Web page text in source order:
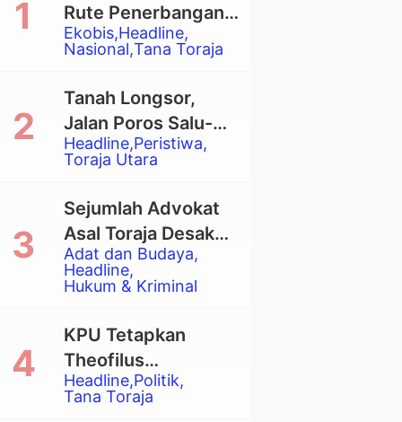
Ekobis Headline
Nasional Tana Toraja
Rute Penerbangan
Langsung Toraja-
Balikpapan
Headline Peristiwa
Toraja Utara
Tanah Longsor,
Jalan Poros Salu-
Dende’ Tertutup
Total
Adat dan Budaya
Headline
Hukum & Kriminal
Sejumlah Advokat
Asal Toraja Desak
Mahkamah Agung
Larang Penggunaan
Eksekusi Rumah
Adat Tongkonan
Headline Politik
Tana Toraja
KPU Tetapkan
Theofilus
Allorerung dan
Zadrak Tombe